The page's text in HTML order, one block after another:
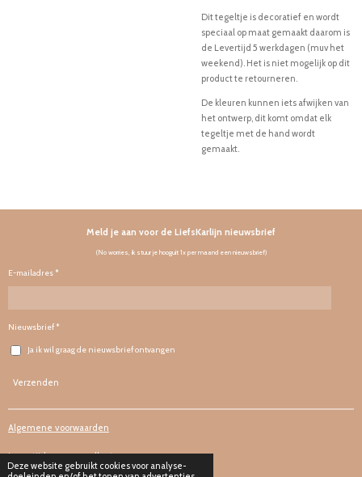
Deze website gebruikt cookies voor analyse-
Dit tegeltje is decoratief en wordt
speciaal op maat gemaakt daarom is
de Levertijd 5 werkdagen (muv het
weekend). Het is niet mogelijk op dit
product te retourneren.
De kleuren kunnen iets afwijken van
het ontwerp, dit komt omdat elk
tegeltje met de hand wordt
gemaakt.
Meld je aan voor de LiefsKarlijn nieuwsbrief
(No worries, ik stuur je hooguit 1x per maand een nieuwsbrief)
E-mailadres *
Nieuwsbrief *
Ja ik wil graag de nieuwsbrief ontvangen
Verzenden
Algemene voorwaarden
Levertijd en verzendkosten